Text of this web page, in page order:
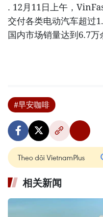
. 12月11日上午，
交付各类电动汽车超过
国内市场销量达到6.7万
#早安咖啡
Theo dõi VietnamPlus
相关新闻